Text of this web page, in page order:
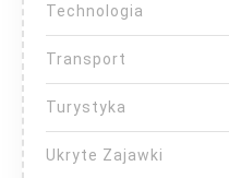
Technologia
Transport
Turystyka
Ukryte Zajawki